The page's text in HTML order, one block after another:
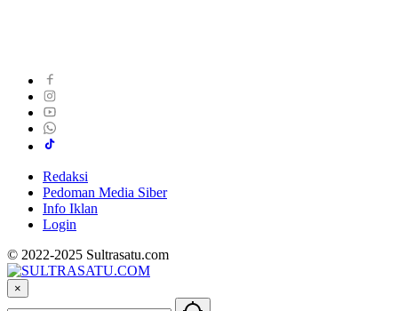
Redaksi
Pedoman Media Siber
Info Iklan
Login
© 2022-2025 Sultrasatu.com
×